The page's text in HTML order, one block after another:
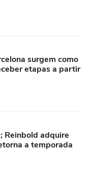
surgem como
etapas a partir
Reinbold adquire
a temporada